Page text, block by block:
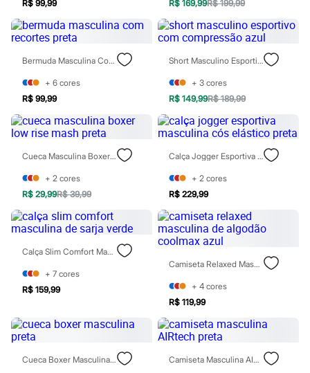
Todos os produtos
Infantil
Em alta
Arrumadinho para os meninos
Romântico para as meninas
Novidades
Roupas menina
0 a 24 meses
1 a 5 anos
4 a 12 anos
Roupas menino
1 a 5 anos
4 a 12 anos
10 a 16 anos
Acessórios
Recém-nascido
Bolsas e Mochilas
Chapéus
Calçados
Botas
Chinelos
Rasteirinhas
Sandálias
Tênis
Diversão
R$ 99,99 R$ 169,99R$ 199,99
Bermuda Masculina Com Recortes Preta
+ 6 cores
R$ 99,99
Short Masculino Esportivo Com Compressão Azul
+ 3 cores
R$ 149,99R$ 189,99
Cueca Masculina Boxer Low Rise Mash Preta
+ 2 cores
R$ 29,99R$ 39,99
Calça Jogger Esportiva Masculina Cós Elástico Preta
+ 2 cores
R$ 229,99
Calça Slim Comfort Masculina De Sarja Verde
+ 7 cores
R$ 159,99
Camiseta Relaxed Masculina De Algodão Coolmax Azul
+ 4 cores
R$ 119,99
Cueca Boxer Masculina Preta Camiseta Masculina AIRtech Preta